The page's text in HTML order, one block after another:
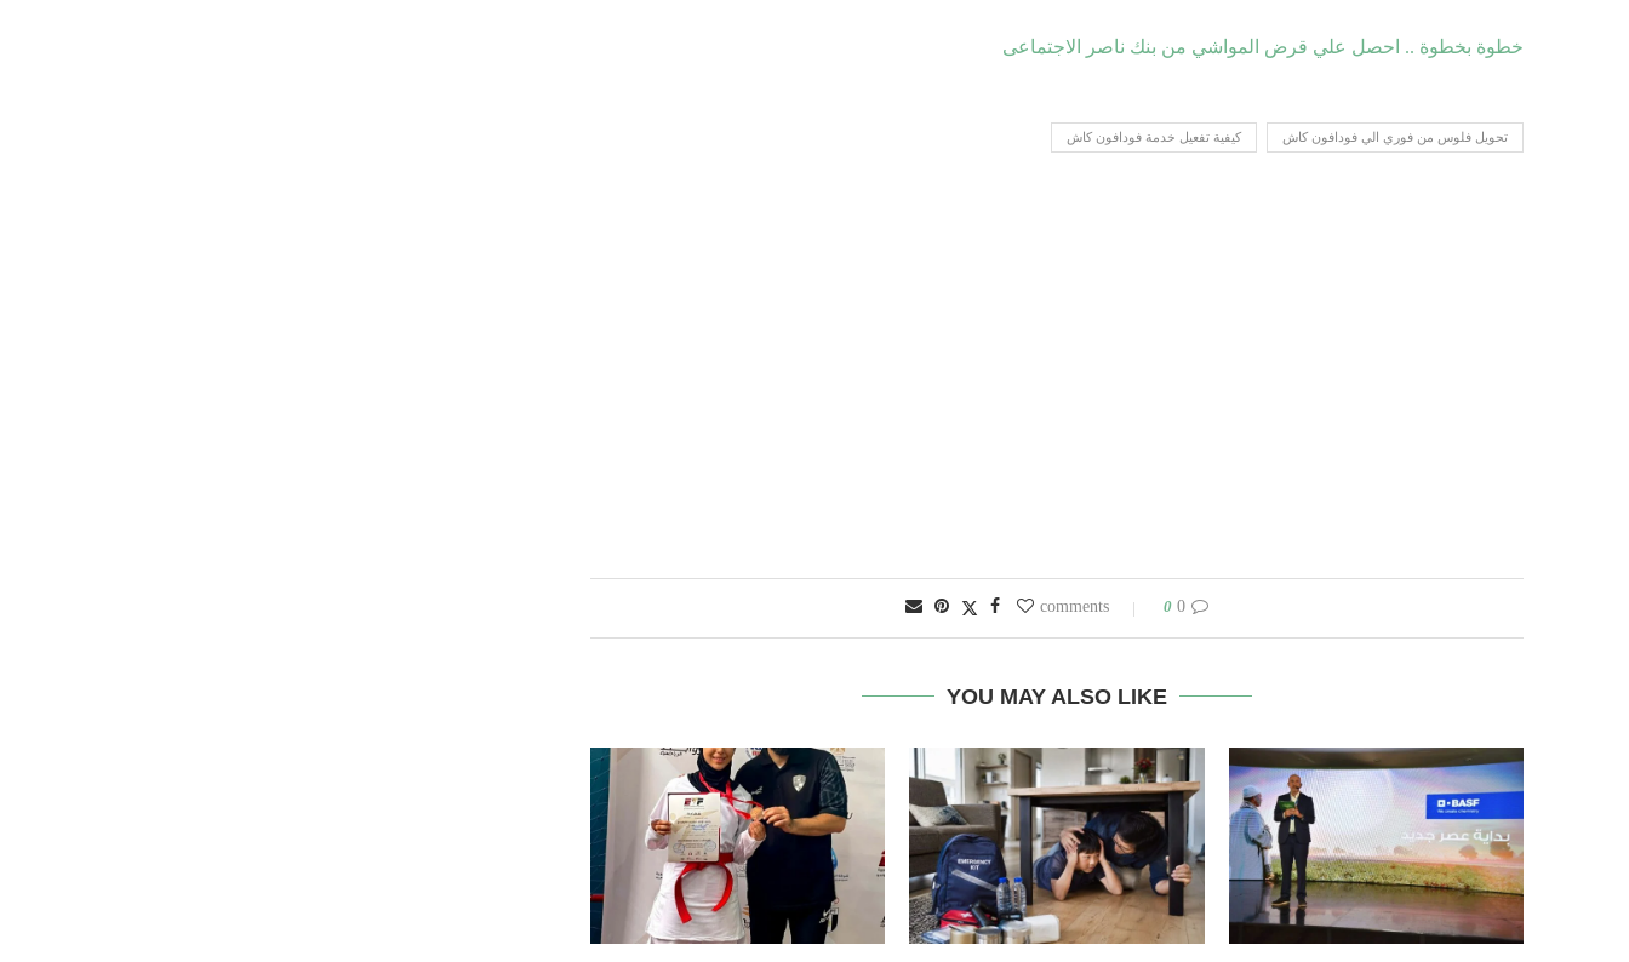
خطوة بخطوة .. احصل علي قرض المواشي من بنك ناصر الاجتماعى
تحويل فلوس من فوري الي فودافون كاش كيفية تفعيل خدمة فودافون كاش
0 comments
0
YOU MAY ALSO LIKE